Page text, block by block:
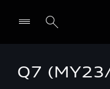
Selecionar o
Q7